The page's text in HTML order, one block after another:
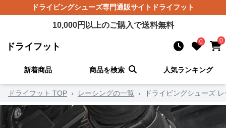
ドライビングシューズ専門通販サイト ドライフット
10,000円以上のご購入で送料無料
ドライフット 0 0
新着商品 商品を検索 人気ランキング
ドライフット TOP › レーシングの一覧 › ドライビングシューズ